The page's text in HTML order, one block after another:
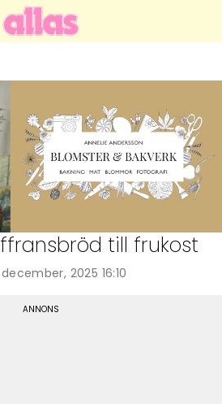
blogg
Arkiv
Webshop
till frukost
2025 16:10